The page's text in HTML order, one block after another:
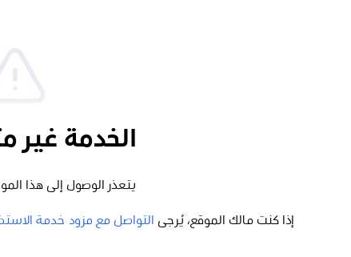
الخدمة غير
يتعذر الوصول إلى هذا
إذا كنت مالك الموقع، يُرجى التواصل مع مزود خدمة